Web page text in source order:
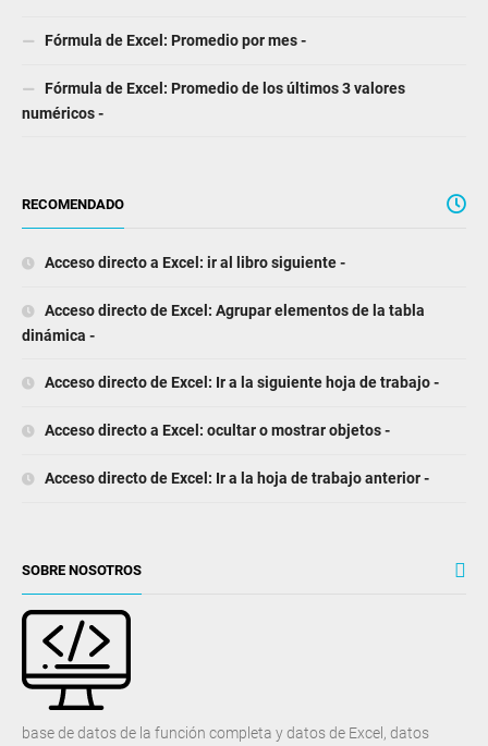
Fórmula de Excel: Promedio por mes -
Fórmula de Excel: Promedio de los últimos 3 valores
numéricos -
RECOMENDADO
Acceso directo a Excel: ir al libro siguiente -
Acceso directo de Excel: Agrupar elementos de la tabla
dinámica -
Acceso directo de Excel: Ir a la siguiente hoja de trabajo -
Acceso directo a Excel: ocultar o mostrar objetos -
Acceso directo de Excel: Ir a la hoja de trabajo anterior -
SOBRE NOSOTROS
base de datos de la función completa y datos de Excel, datos